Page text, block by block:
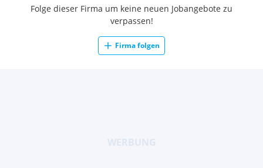
Folge dieser Firma um keine neuen Jobangebote zu
verpassen!
Firma folgen